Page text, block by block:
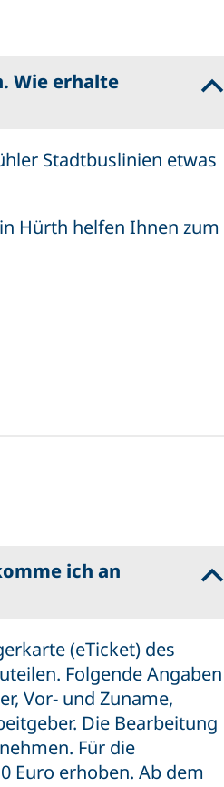
B
Wie erhalte
Stadtbuslinien etwas
Hürth helfen Ihnen zum
B
ich an
(eTicket) des
Folgende Angaben
Vor- und Zuname,
Die Bearbeitung
Für die
Euro erhoben. Ab dem